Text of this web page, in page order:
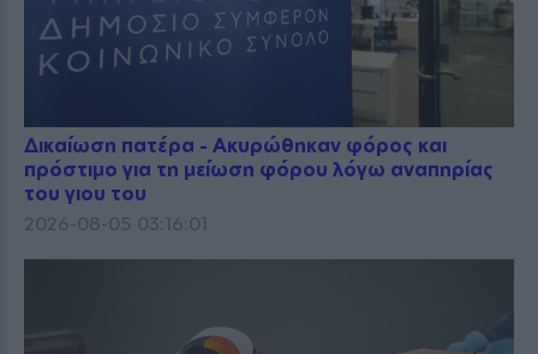
Δικαίωση πατέρα - Ακυρώθηκαν φόρος και
πρόστιμο για τη μείωση φόρου λόγω αναπηρίας
του γιου του
2026-08-05 03:16:01